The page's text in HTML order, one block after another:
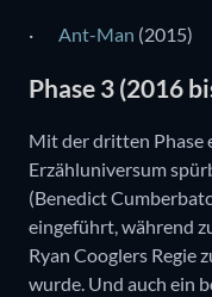
· Ant-Man (2015)
Phase 3 (2016
Mit der dritten Phase
Erzähluniversum
(Benedict
eingeführt, während
Ryan Cooglers Regie
wurde. Und auch ein